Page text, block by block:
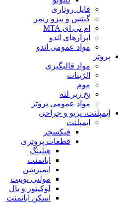
فایل روتاری
گیتس و پیزو ریمر
ام تی ای MTA
ابزارهای اندو
مواد عمومی اندو
پروتز
مواد قالبگیری
الژینات
موم
نخ زیر لثه
مواد عمومی پروتز
ایمپلنت، پریو و جراحی
ایمپلنت
فیکسچر
قطعات پروتزی
هیلینگ
اباتمنت
ایمپرشن
مولتی یونیت
لوکیتور و بال
اسکن اباتمنت